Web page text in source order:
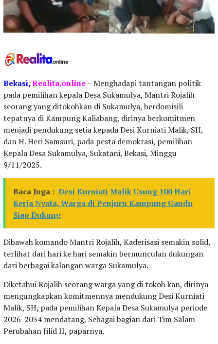
Bekasi,Realita.online– Menghadapi tantangan politik
pada pemilihan kepala Desa Sukamulya, Mantri Rojalih
seorang yang ditokohkan di Sukamulya, berdomisili
tepatnya di Kampung Kaliabang, dirinya berkomitmen
menjadi pendukung setia kepada Desi Kurniati Malik, SH,
dan H. Heri Samsuri, pada pesta demokrasi, pemilihan
Kepala Desa Sukamulya, Sukatani, Bekasi, Minggu
9/11/2025.
Baca Juga : Desi Kurniati Malik Usung 100 Hari
Kerja Nyata, Warga di Penjuru Kampung Gandu
Siap Dukung
Dibawah komando Mantri Rojalih, Kaderisasi semakin solid,
terlihat dari hari ke hari semakin bermunculan dukungan
dari berbagai kalangan warga Sukamulya.
Diketahui Rojalih seorang warga yang di tokoh kan, dirinya
mengungkapkan komitmennya mendukung Desi Kurniati
Malik, SH, pada pemilihan Kepala Desa Sukamulya periode
2026-2034 mendatang, Sebagai bagian dari Tim Salam
Perubahan Jilid II, paparnya.